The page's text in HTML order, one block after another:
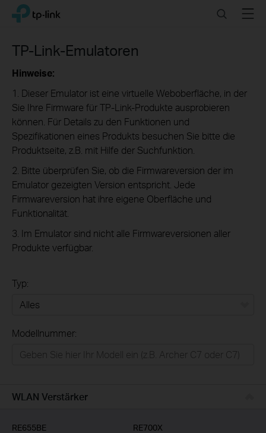
Click
the
navigation
TP-Link, Reliably Smart SearchMenu
TP-Link-Emulatoren
Hinweise:
1. Dieser Emulator ist eine virtuelle Weboberfläche, in der
Sie Ihre Firmware für TP-Link-Produkte ausprobieren
können. Für Details zu den Funktionen und
Spezifikationen eines Produkts besuchen Sie bitte die
Produktseite, z.B. mit Hilfe der Suchfunktion.
2. Bitte überprüfen Sie, ob die Firmwareversion der im
Emulator gezeigten Version entspricht. Jede
Firmwareversion hat ihre eigene Oberfläche und
Funktionalität.
3. Im Emulator sind nicht alle Firmwareversionen aller
Produkte verfügbar.
Typ:
Businessanwender
Modellnummer:
WLAN Verstärker
RE655BE
RE700X